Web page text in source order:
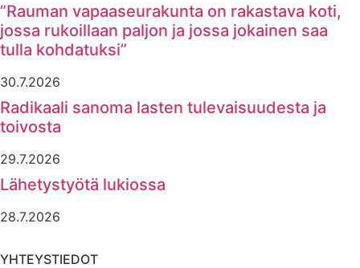
”Rauman vapaaseurakunta on rakastava koti,
jossa rukoillaan paljon ja jossa jokainen saa
tulla kohdatuksi”
30.7.2026
Radikaali sanoma lasten tulevaisuudesta ja
toivosta
29.7.2026
Lähetystyötä lukiossa
28.7.2026
YHTEYSTIEDOT